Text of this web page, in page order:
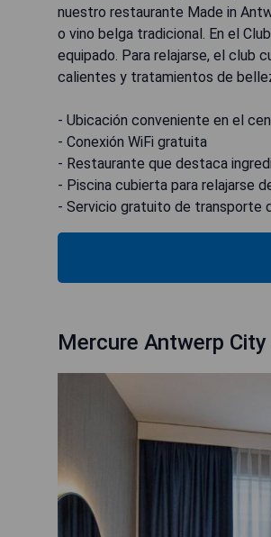
nuestro restaurante Made in
o vino belga tradicional. En el
equipado. Para relajarse, el club
calientes y tratamientos de
- Ubicación conveniente en el
- Conexión WiFi gratuita
- Restaurante que destaca
- Piscina cubierta para relajarse
- Servicio gratuito de transporte
Mercure Antwerp